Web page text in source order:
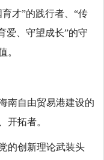
才”的践行者、“传
爱、守望成长”的守
。
南自由贸易港建设的
开拓者。
的创新理论武装头